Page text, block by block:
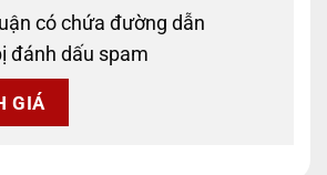
có chứa đường dẫn
đánh dấu spam